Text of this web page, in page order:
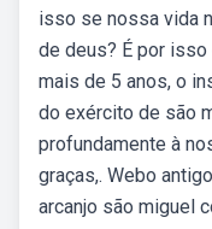
isso se nossa vida
de deus? É por
mais de 5 anos, o
do exército de são
profundamente à
graças,. Webo
arcanjo são miguel